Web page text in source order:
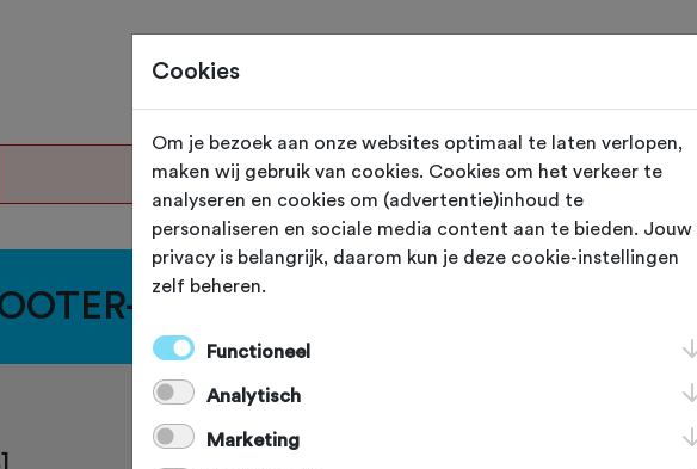
De vereniging met nummer "109032" is niet
1]
Cookies
Om je bezoek aan onze websites optimaal te laten verlopen,
maken wij gebruik van cookies. Cookies om het verkeer te
analyseren en cookies om (advertentie)inhoud te
personaliseren en sociale media content aan te bieden. Jouw
privacy is belangrijk, daarom kun je deze cookie-instellingen
zelf beheren.
Functioneel
Analytisch
Marketing